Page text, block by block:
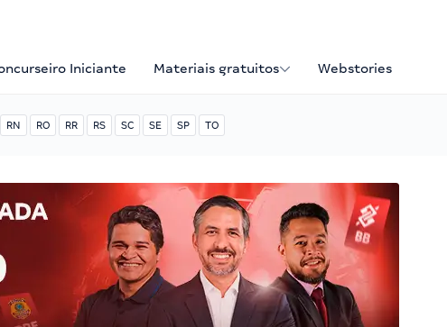
Iniciante Materiais gratuitos Webstories
RN RO RR RS SC SE SP TO